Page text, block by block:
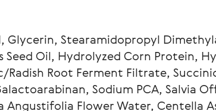
Glycerin, Stearamidopropyl
Oil, Hydrolyzed Corn Protein,
Root Ferment Filtrate,
Sodium PCA, Salvia
Angustifolia Flower Water, Centella